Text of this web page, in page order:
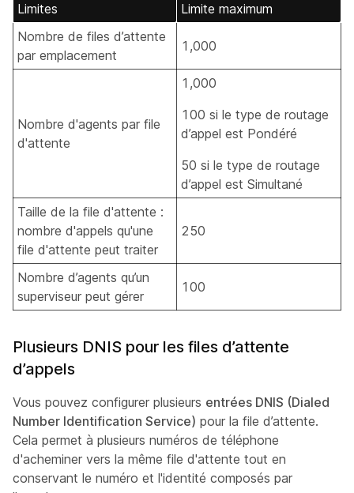
Limites
Limite maximum
Nombre de files d’attente
par emplacement
1,000
Nombre d'agents par file
d'attente
1,000
100 si le type de routage
d’appel est Pondéré
50 si le type de routage
d’appel est Simultané
Taille de la file d'attente :
nombre d'appels qu'une
file d'attente peut traiter
250
Nombre d’agents qu’un
superviseur peut gérer
100
Plusieurs DNIS pour les files d’attente
d’appels
Vous pouvez configurer plusieurs entrées DNIS (Dialed
Number Identification Service) pour la file d’attente.
Cela permet à plusieurs numéros de téléphone
d'acheminer vers la même file d'attente tout en
conservant le numéro et l'identité composés par